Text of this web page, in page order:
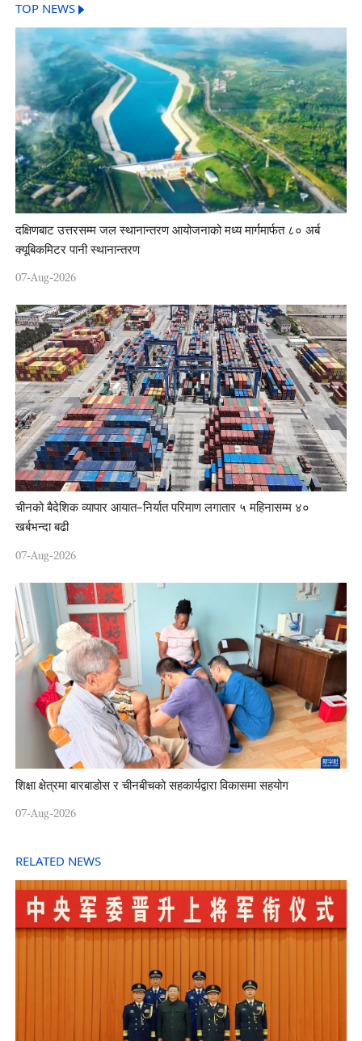
TOP NEWS
दक्षिणबाट उत्तरसम्म जल स्थानान्तरण आयोजनाको मध्य मार्गमार्फत ८० अर्ब
क्यूबिकमिटर पानी स्थानान्तरण
07-Aug-2026
चीनको बैदेशिक व्यापार आयात–निर्यात परिमाण लगातार ५ महिनासम्म ४०
खर्बभन्दा बढी
07-Aug-2026
शिक्षा क्षेत्रमा बारबाडोस र चीनबीचको सहकार्यद्वारा विकासमा सहयोग
07-Aug-2026
RELATED NEWS